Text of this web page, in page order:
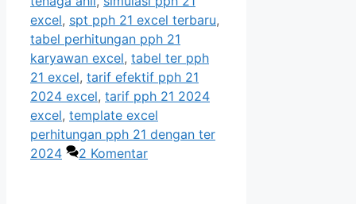
excel, spt pph 21 excel terbaru,
tabel perhitungan pph 21
karyawan excel, tabel ter pph
21 excel, tarif efektif pph 21
2024 excel, tarif pph 21 2024
excel, template excel
perhitungan pph 21 dengan ter
2024
2 Komentar